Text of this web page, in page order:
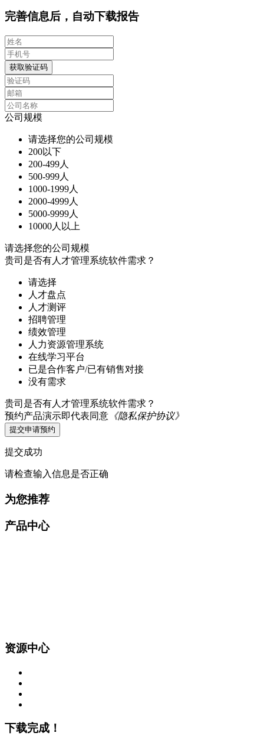
完善信息后，自动下载报告
获取验证码
公司规模
请选择您的公司规模
200以下
200-499人
500-999人
1000-1999人
2000-4999人
5000-9999人
10000人以上
请选择您的公司规模
贵司是否有人才管理系统软件需求？
请选择
人才盘点
人才测评
招聘管理
绩效管理
人力资源管理系统
在线学习平台
已是合作客户/已有销售对接
没有需求
贵司是否有人才管理系统软件需求？
预约产品演示即代表同意 《隐私保护协议》
提交申请预约
提交成功
请检查输入信息是否正确
为您推荐
产品中心
资源中心
下载完成！